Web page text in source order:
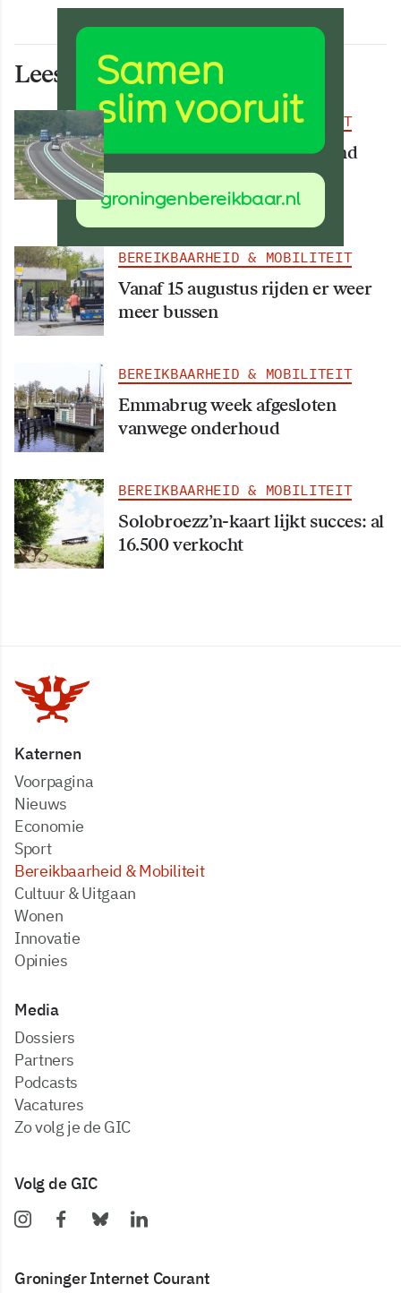
Lees ook deze artikelen
BEREIKBAARHEID & MOBILITEIT
Deel van N34 meer dan maand
afgesloten vanwege
werkzaamheden
BEREIKBAARHEID & MOBILITEIT
Vanaf 15 augustus rijden er weer
meer bussen
BEREIKBAARHEID & MOBILITEIT
Emmabrug week afgesloten
vanwege onderhoud
BEREIKBAARHEID & MOBILITEIT
Solobroezz’n-kaart lijkt succes: al
16.500 verkocht
Katernen
Voorpagina
Nieuws
Economie
Sport
Bereikbaarheid & Mobiliteit
Cultuur & Uitgaan
Wonen
Innovatie
Opinies
Media
dossiers
partners
podcasts
vacatures
zo volg je de GIC
Volg de GIC
Groninger Internet Courant